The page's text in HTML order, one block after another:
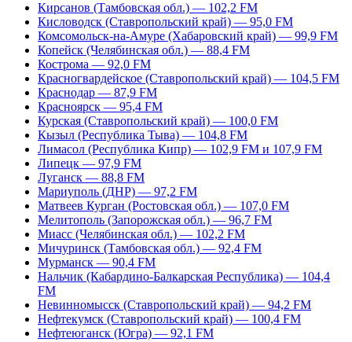
Кирсанов (Тамбовская обл.) — 102,2 FM
Кисловодск (Ставропольский край) — 95,0 FM
Комсомольск-на-Амуре (Хабаровский край) — 99,9 FM
Копейск (Челябинская обл.) — 88,4 FM
Кострома — 92,0 FM
Красногвардейское (Ставропольский край) — 104,5 FM
Краснодар — 87,9 FM
Красноярск — 95,4 FM
Курская (Ставропольский край) — 100,0 FM
Кызыл (Республика Тыва) — 104,8 FM
Лимасол (Республика Кипр) — 102,9 FM и 107,9 FM
Липецк — 97,9 FM
Луганск — 88,8 FM
Мариуполь (ДНР) — 97,2 FM
Матвеев Курган (Ростовская обл.) — 107,0 FM
Мелитополь (Запорожская обл.) — 96,7 FM
Миасс (Челябинская обл.) — 102,2 FM
Мичуринск (Тамбовская обл.) — 92,4 FM
Мурманск — 90,4 FM
Нальчик (Кабардино-Балкарская Республика) — 104,4
FM
Невинномысск (Ставропольский край) — 94,2 FM
Нефтекумск (Ставропольский край) — 100,4 FM
Нефтеюганск (Югра) — 92,1 FM